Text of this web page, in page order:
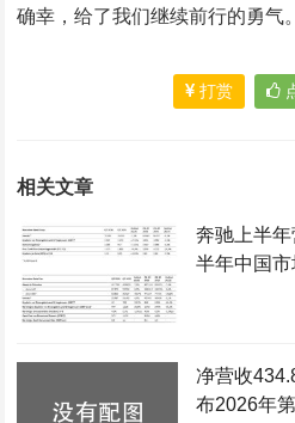
确幸，给了我们继续前行的勇气。
打赏
相关文章
奔驰上半
半年中国
净营收
布2026年